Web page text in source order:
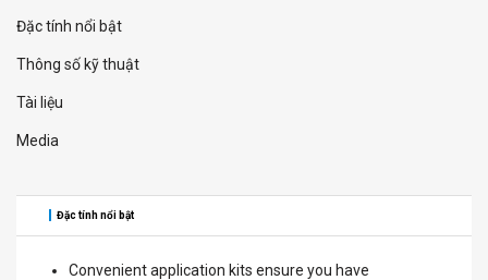
Đặc tính nổi bật
Thông số kỹ thuật
Tài liệu
Media
Đặc tính nổi bật
Convenient application kits ensure you have